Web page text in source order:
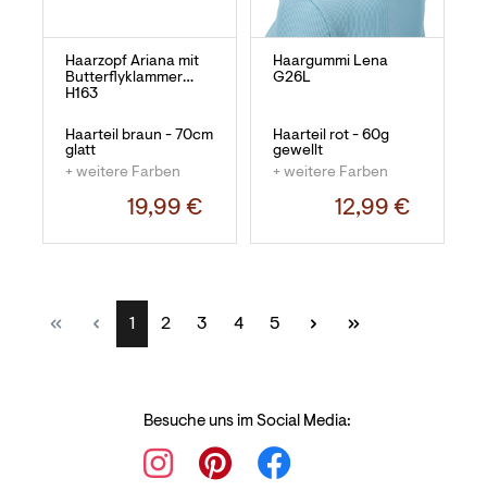
Haarzopf Ariana mit
Butterflyklammer
H163
Haarteil braun - 70cm
glatt
+ weitere Farben
19,99 €
Haargummi Lena
G26L
Haarteil rot - 60g
gewellt
+ weitere Farben
12,99 €
Seite
1 Seite
2 Seite
3 Seite
4 Seite
5
Besuche uns im Social Media: